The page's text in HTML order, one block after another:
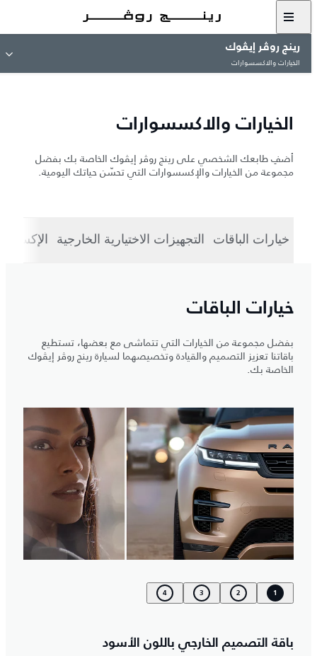
رينج روڤر إيڤوك
الخيارات والاكسسوارات
الخيارات والاكسسوارات
أضفِ طابعك الشخصي على رينج روڤر إيڤوك الخاصة بك بفضل
مجموعة من الخيارات والإكسسوارات التي تحسّن حياتك اليومية.
خيارات الباقات التجهيزات الاختيارية الخارجية
خيارات الباقات
بفضل مجموعة من الخيارات التي تتماشى مع بعضها، تستطيع
باقاتنا تعزيز التصميم والقيادة وتخصيصهما لسيارة رينج روڤر إيڤوك
الخاصة بك.
1
2
3
4
باقة التصميم الخارجي باللون الأسود